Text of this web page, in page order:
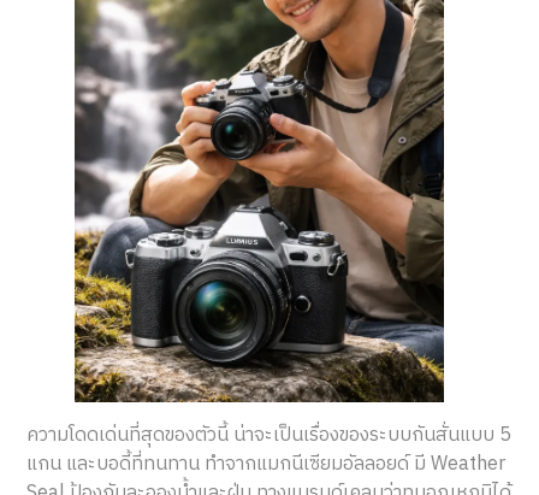
ความโดดเด่นที่สุดของตัวนี้ น่าจะเป็นเรื่องของระบบกันสั่นแบบ 5
แกน และบอดี้ที่ทนทาน ทำจากแมกนีเซียมอัลลอยด์ มี Weather